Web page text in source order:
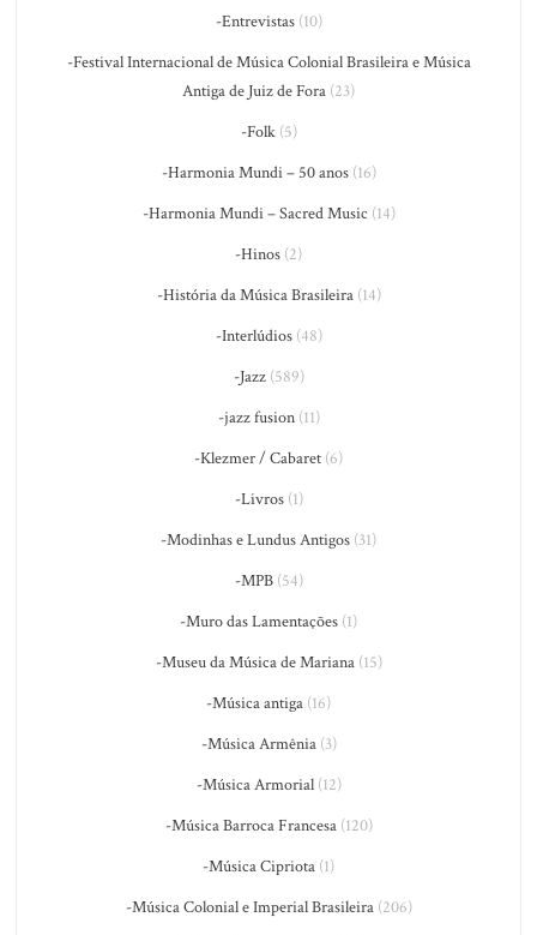
-Entrevistas(10)
-Festival Internacional de Música Colonial Brasileira e Música
Antiga de Juiz de Fora (23)
-Folk(5)
-Harmonia Mundi – 50 anos(16)
-Harmonia Mundi – Sacred Music (14)
-Hinos (2)
-História da Música Brasileira(14)
-Interlúdios(48)
-Jazz(589)
-jazz fusion(11)
-Klezmer / Cabaret (6)
-Livros(1)
-Modinhas e Lundus Antigos (31)
-MPB(54)
-Muro das Lamentações (1)
-Museu da Música de Mariana(15)
-Música antiga (16)
-Música Armênia(3)
-Música Armorial(12)
-Música Barroca Francesa(120)
-Música Cipriota (1)
-Música Colonial e Imperial Brasileira(206)